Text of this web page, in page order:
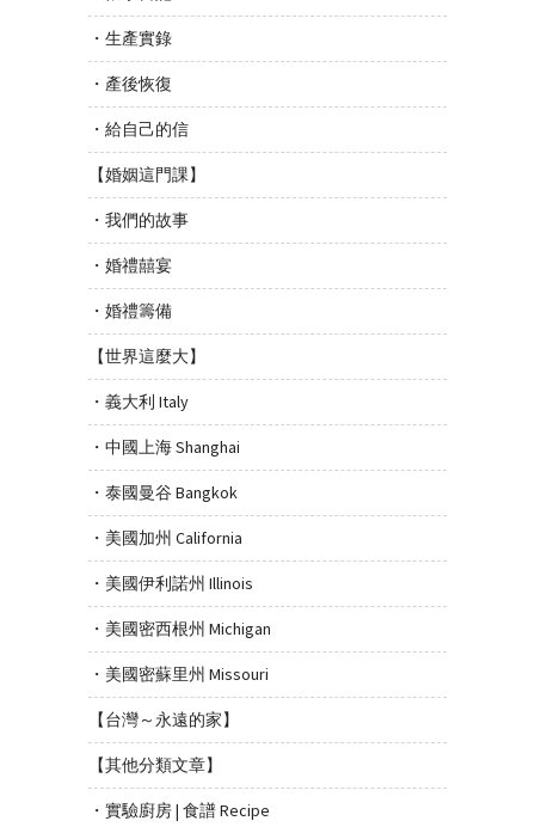
・生產實錄
・產後恢復
・給自己的信
【婚姻這門課】
・我們的故事
・婚禮囍宴
・婚禮籌備
【世界這麼大】
・義大利 Italy
・中國上海 Shanghai
・泰國曼谷 Bangkok
・美國加州 California
・美國伊利諾州 Illinois
・美國密西根州 Michigan
・美國密蘇里州 Missouri
【台灣～永遠的家】
【其他分類文章】
・實驗廚房 | 食譜 Recipe